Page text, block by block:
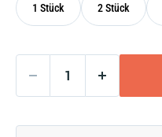
1 Stück 2 Stück